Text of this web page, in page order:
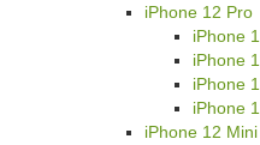
iPhone 12 Pro
iPhone
iPhone
iPhone
iPhone
iPhone 12 Mini